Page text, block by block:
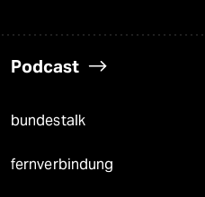
Podcast
bundestalk
fernverbindung